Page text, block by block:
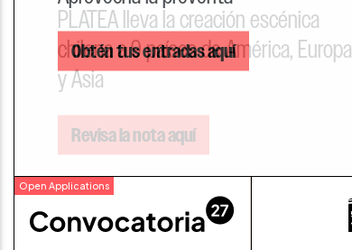
PLATEA lleva la creación escénica
chilena a 9 países de América, Europa
y Asia
Revisa la nota aquí
Open Applications